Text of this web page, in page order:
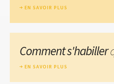
EN SAVOIR PLUS
Comment s'habiller
EN SAVOIR PLUS